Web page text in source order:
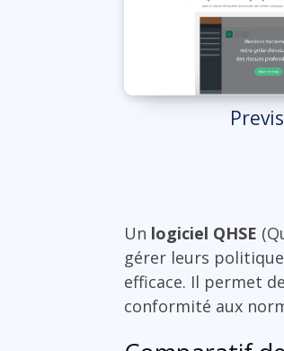
Un logiciel QHSE
gérer leurs
efficace. Il permet
conformité aux